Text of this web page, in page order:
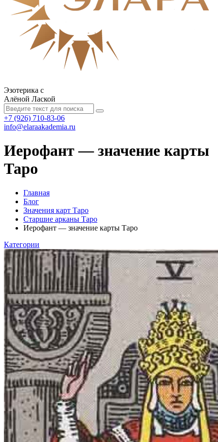
Эзотерика с
Алёной Лаской
+7 (926) 710-83-06
info@elaraakademia.ru
Иерофант — значение карты
Таро
Главная
Блог
Значения карт Таро
Старшие арканы Таро
Иерофант — значение карты Таро
Категории